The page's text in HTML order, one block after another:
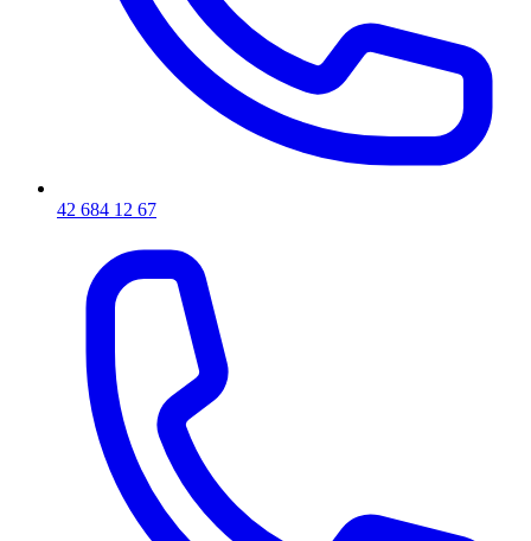
42 684 12 67